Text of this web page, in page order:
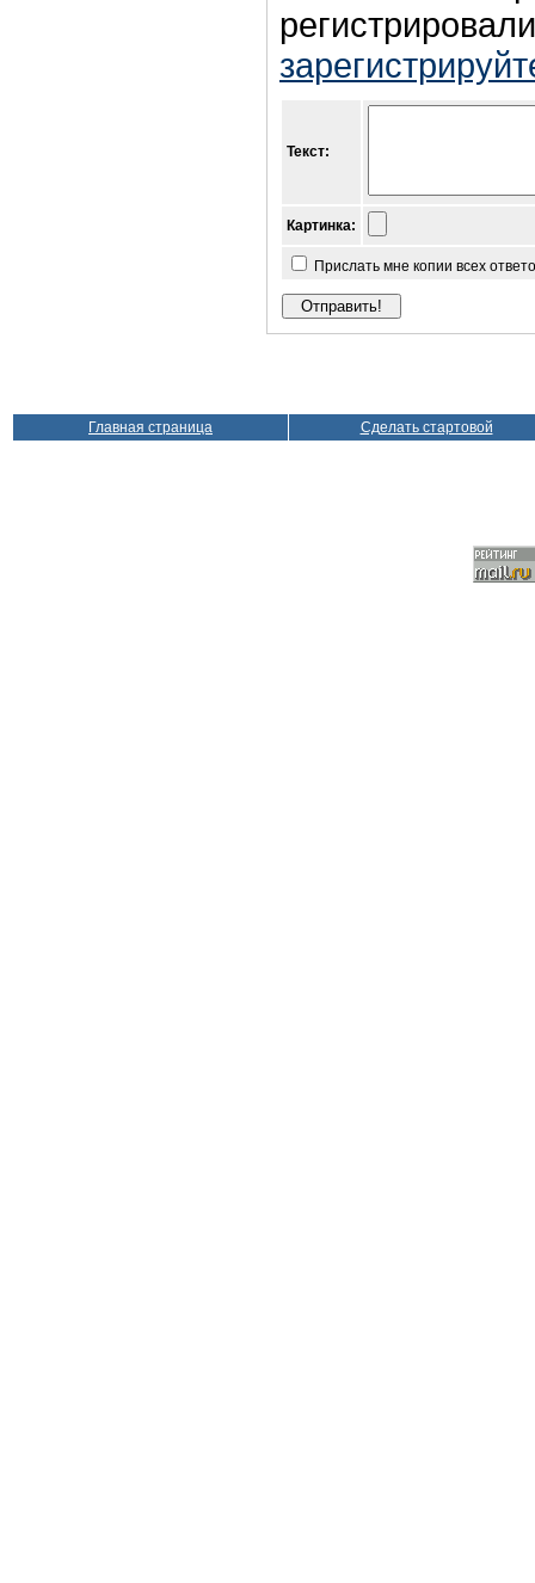
Текст:
Картинка:
Прислать мне копии всех
Главная страница Сделать стартовой